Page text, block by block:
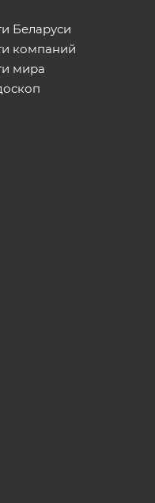
Беларуси
компаний
мира